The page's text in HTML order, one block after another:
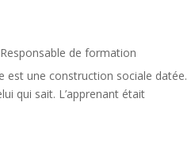
Responsable de formation
est une construction sociale datée.
qui sait. L’apprenant était